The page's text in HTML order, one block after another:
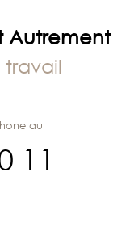
Autrement
travail
11
au